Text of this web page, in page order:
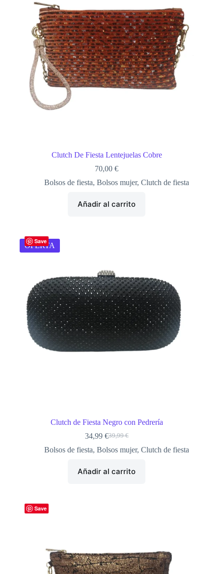
Clutch De Fiesta Lentejuelas Cobre
70,00€
Bolsos de fiesta, Bolsos mujer, Clutch de fiesta
Añadir al carrito
Save
OFERTA
Clutch de Fiesta Negro con Pedrería
39,99€
El
precio
39,99 €.
34,99 €El
precio
34,99 €.
Bolsos de fiesta, Bolsos mujer, Clutch de fiesta
Añadir al carrito
Save